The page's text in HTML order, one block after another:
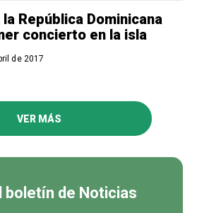
República Dominicana
concierto en la isla
de 2017
VER MÁS
boletín de Noticias